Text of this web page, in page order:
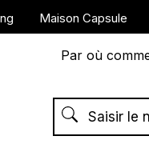
Maison Capsule
Par où